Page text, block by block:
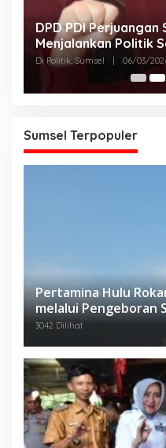
DPD PDI
Menjalankan Politik
Di Politik, Sumsel 06/03/
Sumsel Terpopuler
Pertamina Hulu
melalui Pengeboran
Anggrek Violet
3042 Dilihat